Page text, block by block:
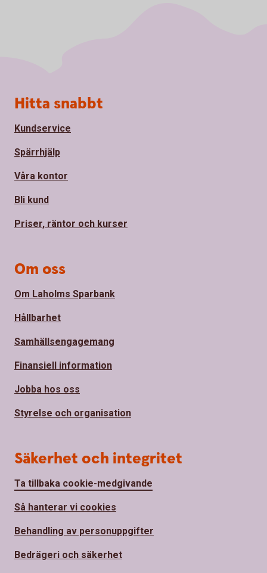
Sidfot
Hitta snabbt
Kundservice
Spärrhjälp
Våra kontor
Bli kund
Priser, räntor och kurser
Om oss
Om Laholms Sparbank
Hållbarhet
Samhällsengagemang
Finansiell information
Jobba hos oss
Styrelse och organisation
Säkerhet och integritet
Ta tillbaka cookie-medgivande
Så hanterar vi cookies
Behandling av personuppgifter
Bedrägeri och säkerhet